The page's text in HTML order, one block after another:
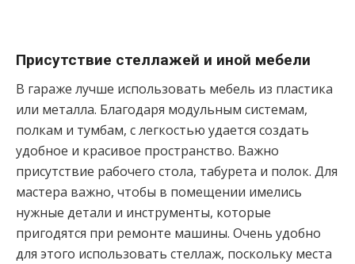
Присутствие стеллажей и иной мебели
В гараже лучше использовать мебель из пластика
или металла. Благодаря модульным системам,
полкам и тумбам, с легкостью удается создать
удобное и красивое пространство. Важно
присутствие рабочего стола, табурета и полок. Для
мастера важно, чтобы в помещении имелись
нужные детали и инструменты, которые
пригодятся при ремонте машины. Очень удобно
для этого использовать стеллаж, поскольку места